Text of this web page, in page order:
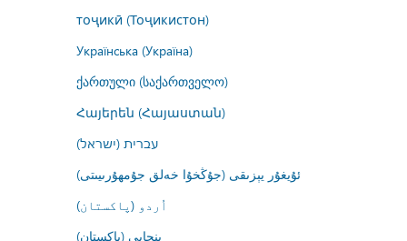
тоҷикӣ (Тоҷикистон)
Українська (Україна)
ქართული (საქართველო)
Հայերեն (Հայաստան)
עברית (ישראל)
ئۇيغۇر يېزىقى (جۇڭخۇا خەلق جۇمھۇرىيىتى)
اُردو (پاکستان)
پنجابی (پاکستان)